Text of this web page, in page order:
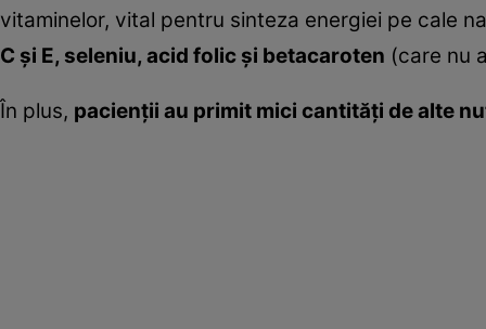
vitaminelor, vital pentru sinteza energiei pe cale
C şi E, seleniu, acid folic şi betacaroten (care nu
În plus, pacienţii au primit mici cantităţi de alte